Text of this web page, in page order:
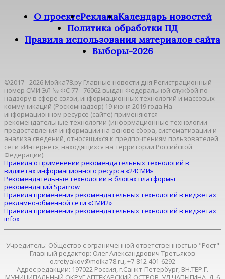
О проектеРекламаКалендарь новостей
Политика обработки ПД
Правила использования материалов сайта
Выборы-2026
©2017 - 2026 Мойка78.ру Главные новости дня Регистрационный
номер СМИ ЭЛ № ФС 77 - 76062 выдан Федеральной службой по
надзору в сфере связи, информационных технологий и массовых
коммуникаций (Роскомнадзор) 19 июня 2019 года На
информационном ресурсе (сайте) применяются
рекомендательные технологии (информационные технологии
предоставления информации на основе сбора, систематизации и
анализа сведений, относящихся к предпочтениям пользователей
сети «Интернет», находящихся на территории Российской
Федерации).
Правила о применении рекомендательных технологий в
виджетах информационного ресурса «24СМИ»
Рекомендательные технологии в блоках платформы
рекомендаций Sparrow
Правила применения рекомендательных технологий в виджетах
рекламно-обменной сети «СМИ2»
Правила применения рекомендательных технологий в виджетах
infox
Учредитель: Общество с ограниченной ответственностью "Рост"
Главный редактор: Олег Александрович Третьяков
o.tretyakov@moika78.ru, +7-812-401-6292
Адрес редакции: 197022 Россия, г.Санкт-Петербург, ВН.ТЕР.Г.